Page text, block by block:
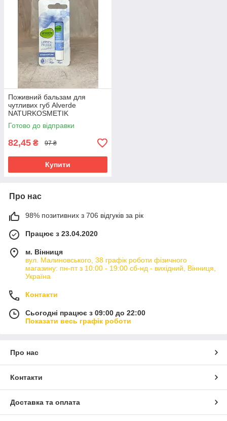
Поживний бальзам для
чутливих губ Alverde
NATURKOSMETIK
Lippenpflege Sensitive, 4.8 г
Готово до відправки
82,45 ₴ 97 ₴
Купити
Про нас
98% позитивних з 706 відгуків за рік
Працює з 23.04.2020
м. Вінниця
вул. Малиновського, 38 графік роботи фізичного
магазину: пн-пт з 10:00 - 19:00 сб-нд - вихідний, Вінниця,
Україна
Контакти
Сьогодні працює з 09:00 до 22:00
Показати весь графік роботи
Про нас
Контакти
Доставка та оплата